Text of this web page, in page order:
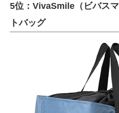
進化するPCとデバイスの未来
好きが集まる 比べて選べる
ビジネスと働き方のヒント
5位：VivaSmile（ビバス
トバッグ